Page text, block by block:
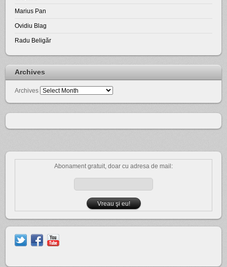
Marius Pan
Ovidiu Blag
Radu Beligăr
Archives
Archives
Abonament gratuit, doar cu adresa de mail: